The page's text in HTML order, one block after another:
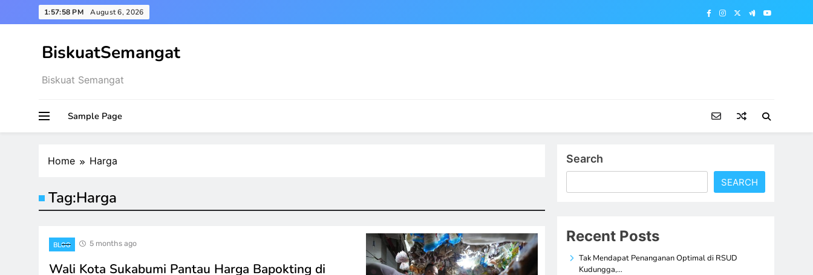
to
1:57:59 PM August 6, 2026
BiskuatSemangat
Biskuat Semangat
Sample Page
Home Harga
Tag:Harga
BLOG 5 months ago
Wali Kota Sukabumi Pantau Harga Bapokting di
Search
SEARCH
Recent Posts
Tak Mendapat Penanganan Optimal di RSUD
Kudungga,…